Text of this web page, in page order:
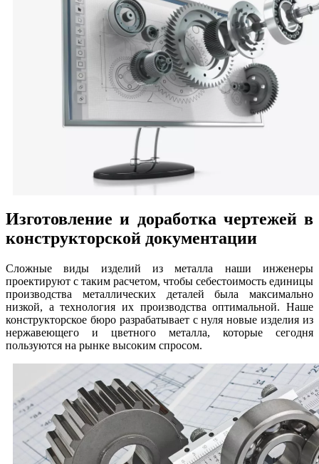
Изготовление и доработка чертежей в
конструкторской документации
Сложные виды изделий из металла наши инженеры
проектируют с таким расчетом, чтобы себестоимость единицы
производства металлических деталей была максимально
низкой, а технология их производства оптимальной. Наше
конструкторское бюро разрабатывает с нуля новые изделия из
нержавеющего и цветного металла, которые сегодня
пользуются на рынке высоким спросом.